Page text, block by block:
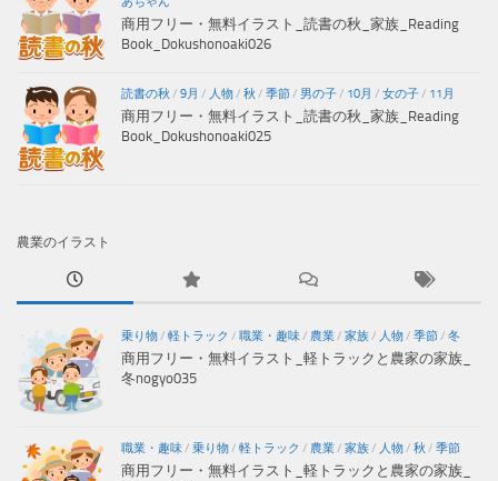
商用フリー・無料イラスト_読書の秋_家族_Reading
Book_Dokushonoaki026
読書の秋 / 9月 / 人物/ 秋 / 季節/ 男の子/ 10月 / 女の子/ 11月
商用フリー・無料イラスト_読書の秋_家族_Reading
Book_Dokushonoaki025
農業のイラスト
乗り物/ 軽トラック / 職業・趣味/ 農業/ 家族/ 人物/ 季節/ 冬
商用フリー・無料イラスト_軽トラックと農家の家族_
冬nogyo035
職業・趣味/ 乗り物/ 軽トラック / 農業/ 家族/ 人物/ 秋 / 季節
商用フリー・無料イラスト_軽トラックと農家の家族_